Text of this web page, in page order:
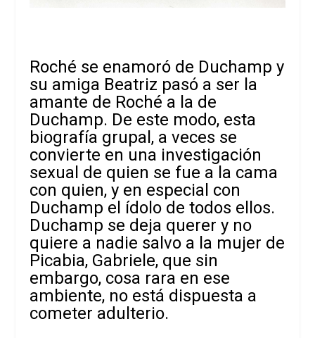
Roché se enamoró de Duchamp y
su amiga Beatriz pasó a ser la
amante de Roché a la de
Duchamp. De este modo, esta
biografía grupal, a veces se
convierte en una investigación
sexual de quien se fue a la cama
con quien, y en especial con
Duchamp el ídolo de todos ellos.
Duchamp se deja querer y no
quiere a nadie salvo a la mujer de
Picabia, Gabriele, que sin
embargo, cosa rara en ese
ambiente, no está dispuesta a
cometer adulterio.